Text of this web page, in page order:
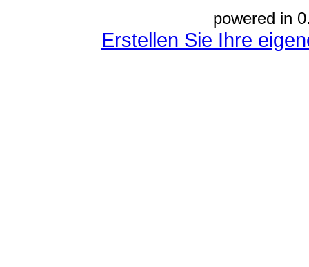
powered in
Erstellen Sie Ihre